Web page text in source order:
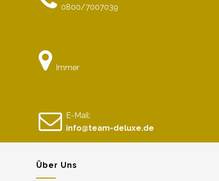
0800/7007039
Immer
E-Mail:
info@team-deluxe.de
Über Uns